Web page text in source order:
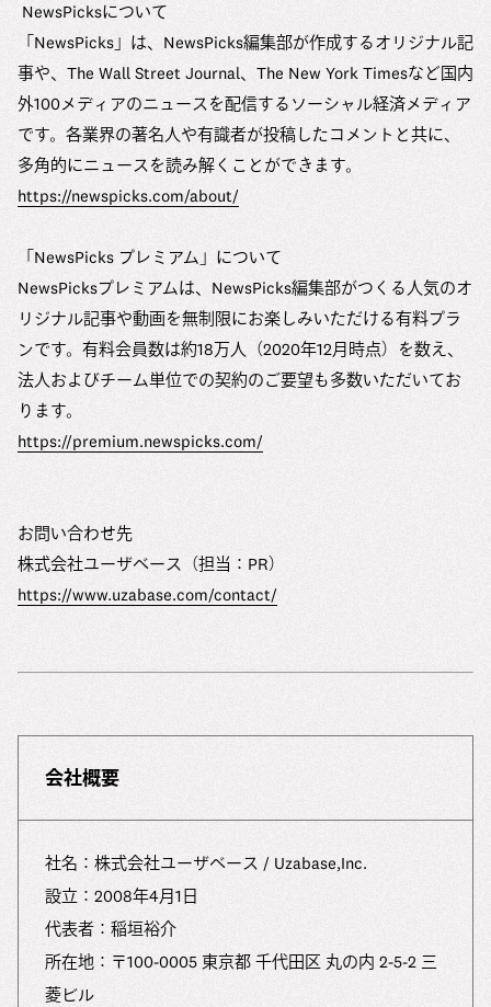
NewsPicksについて
「NewsPicks」は、NewsPicks編集部が作成するオリジナル記
事や、The Wall Street Journal、The New York Timesなど国内
外100メディアのニュースを配信するソーシャル経済メディア
です。各業界の著名人や有識者が投稿したコメントと共に、
多角的にニュースを読み解くことができます。
https://newspicks.com/about/
「NewsPicks プレミアム」について
NewsPicksプレミアムは、NewsPicks編集部がつくる人気のオ
リジナル記事や動画を無制限にお楽しみいただける有料プラ
ンです。有料会員数は約18万人（2020年12月時点）を数え、
法人およびチーム単位での契約のご要望も多数いただいてお
ります。
https://premium.newspicks.com/
お問い合わせ先
株式会社ユーザベース（担当：PR）
https://www.uzabase.com/contact/
会社概要
社名：株式会社ユーザベース / Uzabase,Inc.
設⽴：2008年4⽉1⽇
代表者：稲垣裕介
所在地：〒100-0005 東京都 千代田区 丸の内 2-5-2 三
菱ビル